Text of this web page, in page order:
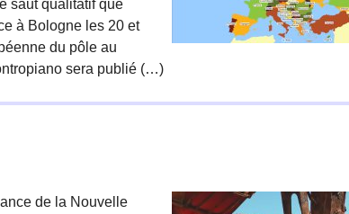
saut qualitatif que
à Bologne les 20 et
du pôle au
sera publié (…)
de la Nouvelle